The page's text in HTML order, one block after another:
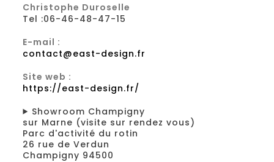
Christophe Duroselle
Tel :06-46-48-47-15
E-mail :
contact@east-design.fr
Site web :
https://east-design.fr/
Showroom Champigny
sur Marne (visite sur rendez vous)
Parc d'activité du rotin
26 rue de Verdun
Champigny 94500